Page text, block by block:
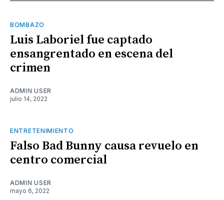
BOMBAZO
Luis Laboriel fue captado
ensangrentado en escena del
crimen
ADMIN USER
julio 14, 2022
ENTRETENIMIENTO
Falso Bad Bunny causa revuelo en
centro comercial
ADMIN USER
mayo 6, 2022